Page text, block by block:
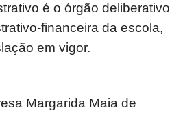
é o órgão deliberativo
financeira da escola,
em vigor.
Margarida Maia de